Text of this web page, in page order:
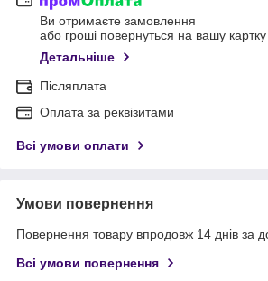
Ви отримаєте замовлення
або гроші повернуться на вашу картку
Детальніше
Післяплата
Оплата за реквізитами
Всі умови оплати
Умови повернення
Повернення товару впродовж 14 днів за
Всі умови повернення